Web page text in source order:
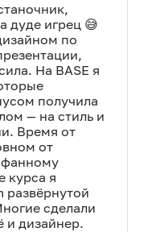
дуде игрец 😅
по
На BASE я
получила
— на стиль и
Время от
от
курса я
развёрнутой
сделали
и дизайнер.